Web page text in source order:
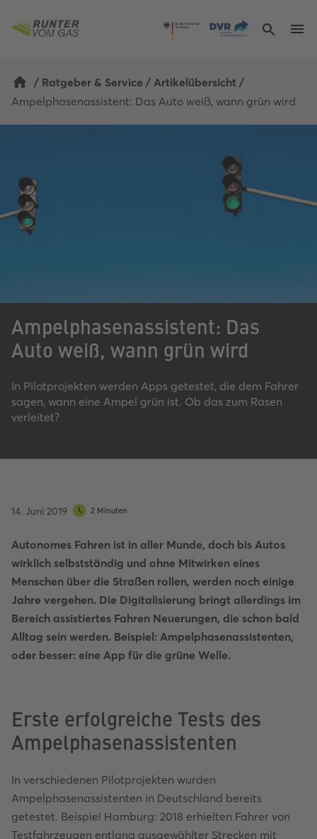
/ Ratgeber & Service / Artikelübersicht /
Ampelphasenassistent: Das Auto weiß, wann grün wird
Ampelphasenassistent: Das
Auto weiß, wann grün wird
In Pilotprojekten werden Apps getestet, die dem Fahrer
sagen, wann eine Ampel grün ist. Ob das zum Rasen
verleitet?
14. Juni 2019 2 Minuten
Autonomes Fahren ist in aller Munde, doch bis Autos
wirklich selbstständig und ohne Mitwirken eines
Menschen über die Straßen rollen, werden noch einige
Jahre vergehen. Die Digitalisierung bringt allerdings im
Bereich assistiertes Fahren Neuerungen, die schon bald
Alltag sein werden. Beispiel: Ampelphasenassistenten,
oder besser: eine App für die grüne Welle.
Erste erfolgreiche Tests des
Ampelphasenassistenten
In verschiedenen Pilotprojekten wurden
Ampelphasenassistenten in Deutschland bereits
getestet. Beispiel Hamburg: 2018 erhielten Fahrer von
Testfahrzeugen entlang ausgewählter Strecken mit